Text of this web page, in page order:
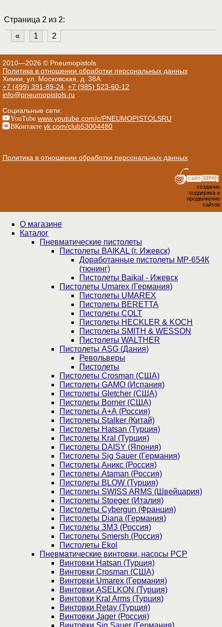
Страница 2 из 2:
«
1 2
2010—2026 © Pneumopistols
Политика в отношении обработки персональных данных
Химки, ул. Московская, д. 38А
+7 (499) 391-89-24, +7 (985) 523-60-12
info@pneumopistols.ru
Социальные сети:
YouTube www.youtube.com/c/PNEUMOPISTOLSRU
ВКонтакте vk.com/club53004480
Политика в отношении обработки персональных данных
создание
поддержка и
продвижение
сайтов
О магазине
Каталог
Пнев­ма­ти­чес­кие пистолеты
Пистолеты BAIKAL (г. Ижевск)
Доработанные пистолеты МР-654К
(тюнинг)
Пистолеты Baikal - Ижевск
Пистолеты Umarex (Германия)
Пистолеты UMAREX
Пистолеты BERETTA
Пистолеты COLT
Пистолеты HECKLER & KOCH
Пистолеты SMITH & WESSON
Пистолеты WALTHER
Пистолеты ASG (Дания)
Револьверы
Пистолеты
Пистолеты Crosman (США)
Пистолеты GAMO (Испания)
Пистолеты Gletcher (США)
Пистолеты Borner (США)
Пистолеты А+А (Россия)
Пистолеты Stalker (Китай)
Пистолеты Hatsan (Турция)
Пистолеты Kral (Турция)
Пистолеты DAISY (Япония)
Пистолеты Sig Sauer (Германия)
Пистолеты Аникс (Россия)
Пистолеты Ataman (Россия)
Пистолеты BLOW (Турция)
Пистолеты SWISS ARMS (Швейцария)
Пистолеты Stoeger (Италия)
Пистолеты Cybergun (Франция)
Пистолеты Diana (Германия)
Пистолеты ЗМЗ (Россия)
Пистолеты Smersh (Россия)
Пистолеты Ekol
Пневматические винтовки, насосы PCP
Винтовки Hatsan (Турция)
Винтовки Crosman (США)
Винтовки Umarex (Германия)
Винтовки ASELKON (Турция)
Винтовки Kral Arms (Турция)
Винтовки Retay (Турция)
Винтовки Jager (Россия)
Винтовки Sig Sauer (Германия)